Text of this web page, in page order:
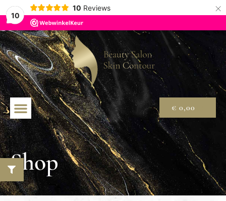
10
10 Reviews ×
€ 0,00
Shop